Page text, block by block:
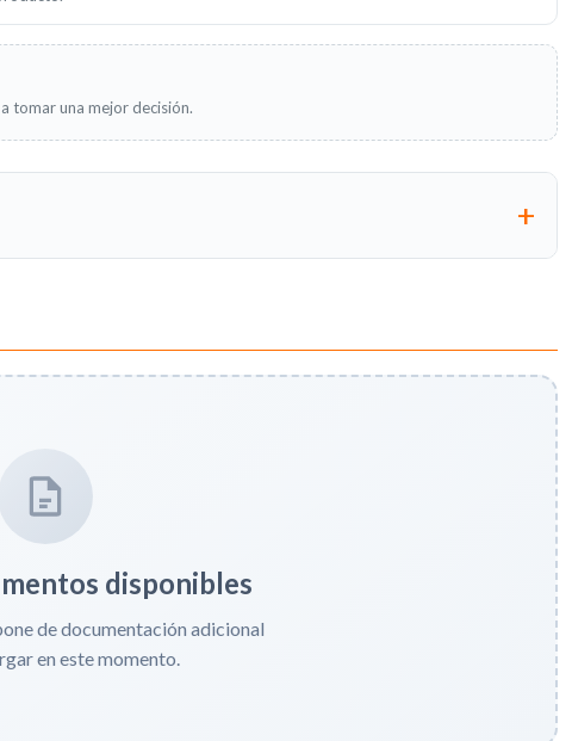
tomar una mejor decisión.
disponibles
de documentación adicional
en este momento.